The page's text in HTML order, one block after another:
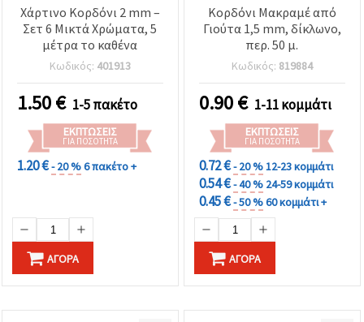
Χάρτινο Κορδόνι 2 mm –
Σετ 6 Μικτά Χρώματα, 5
μέτρα το καθένα
Κωδικός: 401913
1.50€ 1-5 πακέτο
ΕΚΠΤΏΣΕΙΣ
ΓΙΑ ΠΟΣΌΤΗΤΑ
1.20 €- 20 %6 πακέτο +
ΑΓΟΡΆ
Κορδόνι Μακραμέ από
Γιούτα 1,5 mm, δίκλωνο,
περ. 50 μ.
Κωδικός: 819884
0.90€ 1-11 κομμάτι
ΕΚΠΤΏΣΕΙΣ
ΓΙΑ ΠΟΣΌΤΗΤΑ
0.72 €- 20 %12-23 κομμάτι
0.54 €- 40 % 24-59 κομμάτι
0.45 €- 50 %60 κομμάτι +
ΑΓΟΡΆ